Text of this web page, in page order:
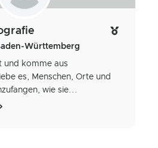
Württemberg
und komme aus
es, Menschen, Orte und
wie sie...